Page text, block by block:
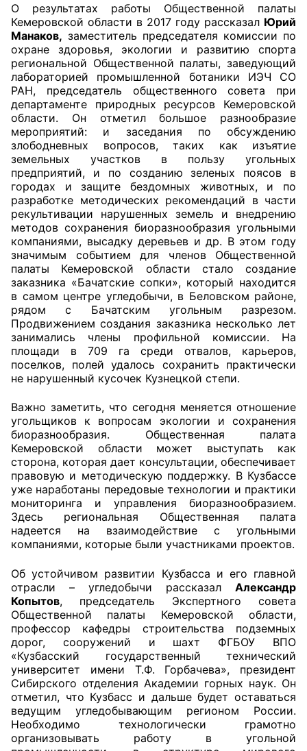
Комиссии
Экспертный совет ОП КО
Совет ОП КО
Общественный штаб
Члены ОП КО
Документы ОП КО
Регламент ОП КО
Кодекс этики ОП КО
Положения
Соглашения
Рекомендации
Порядок работы ЦОН
Аппарат ОП КО
УСТАВ ГКУ “АППАРАТ ОП КО”
Доходы руководителя за 2024 г.
О результатах работы Общественной палаты
Кемеровской области в 2017 году рассказал Юрий
Манаков, заместитель председателя комиссии по
охране здоровья, экологии и развитию спорта
региональной Общественной палаты, заведующий
лабораторией промышленной ботаники ИЭЧ СО
РАН, председатель общественного совета при
департаменте природных ресурсов Кемеровской
области. Он отметил большое разнообразие
мероприятий: и заседания по обсуждению
злободневных вопросов, таких как изъятие
земельных участков в пользу угольных
предприятий, и по созданию зеленых поясов в
городах и защите бездомных животных, и по
разработке методических рекомендаций в части
рекультивации нарушенных земель и внедрению
методов сохранения биоразнообразия угольными
компаниями, высадку деревьев и др. В этом году
значимым событием для членов Общественной
палаты Кемеровской области стало создание
заказника «Бачатские сопки», который находится
в самом центре угледобычи, в Беловском районе,
рядом с Бачатским угольным разрезом.
Продвижением создания заказника несколько лет
занимались члены профильной комиссии. На
площади в 709 га среди отвалов, карьеров,
поселков, полей удалось сохранить практически
не нарушенный кусочек Кузнецкой степи.
Важно заметить, что сегодня меняется отношение
угольщиков к вопросам экологии и сохранения
биоразнообразия. Общественная палата
Кемеровской области может выступать как
сторона, которая дает консультации, обеспечивает
правовую и методическую поддержку. В Кузбассе
уже наработаны передовые технологии и практики
мониторинга и управления биоразнообразием.
Здесь региональная Общественная палата
надеется на взаимодействие с угольными
компаниями, которые были участниками проектов.
Об устойчивом развитии Кузбасса и его главной
отрасли – угледобычи рассказал Александр
Копытов, председатель Экспертного совета
Общественной палаты Кемеровской области,
профессор кафедры строительства подземных
дорог, сооружений и шахт ФГБОУ ВПО
«Кузбасский государственный технический
университет имени Т.Ф. Горбачева», президент
Сибирского отделения Академии горных наук. Он
отметил, что Кузбасс и дальше будет оставаться
ведущим угледобывающим регионом России.
Необходимо технологически грамотно
организовывать работу в угольной